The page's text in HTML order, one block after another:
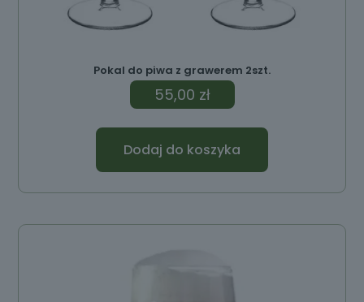
Pokal do piwa z grawerem 2szt.
55,00 zł
Dodaj do koszyka